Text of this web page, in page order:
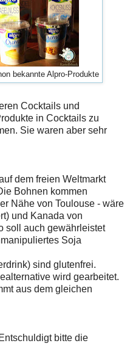
bekannte Alpro-Produkte
Cocktails und
in Cocktails zu
Sie waren aber sehr
dem freien Weltmarkt
Bohnen kommen
Nähe von Toulouse - wäre
und Kanada von
soll auch gewährleistet
Soja
sind glutenfrei.
wird gearbeitet.
aus dem gleichen
bitte die